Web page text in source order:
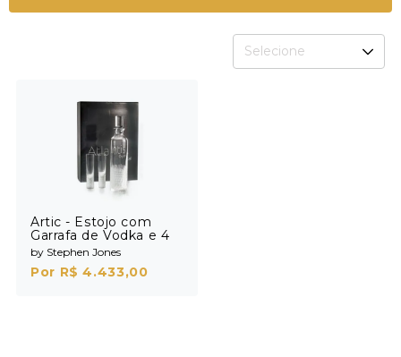
Selecione
Artic - Estojo com
Garrafa de Vodka e 4
Shots
by Stephen Jones
Por R$ 4.433,00